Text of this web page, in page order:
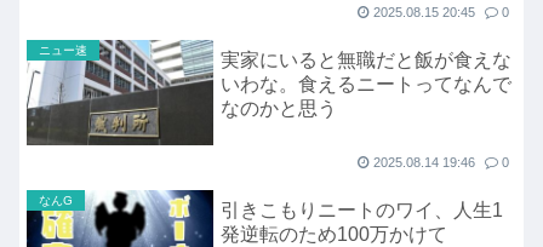
2025.08.15 20:45 0
ニュー速
実家にいると無職だと飯が食えな
いわな。食えるニートってなんで
なのかと思う
2025.08.14 19:46 0
なんG
引きこもりニートのワイ、人生1
発逆転のため100万かけて